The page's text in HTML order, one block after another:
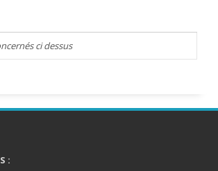
ci dessus
: